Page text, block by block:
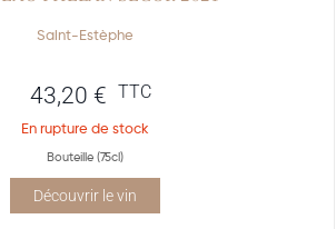
Saint-Estèphe
43,20 € TTC
En rupture de stock
Bouteille (75cl)
Découvrir le vin